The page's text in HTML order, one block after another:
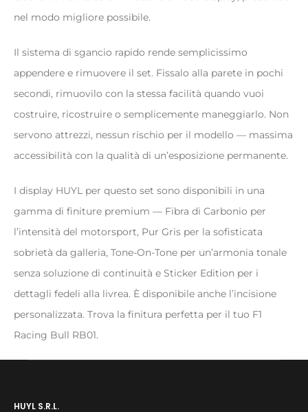
nel modo migliore possibile.
Il sistema di sgancio rapido rende semplicissimo
appendere e rimuovere il set. Fissalo alla parete in pochi
secondi, rimuovilo con la stessa facilità quando vuoi
costruire, ricostruire o semplicemente maneggiarlo. Non
servono attrezzi, nessun rischio per il modello — massima
accessibilità con la qualità di un’esposizione permanente.
I display HUYL per questo set sono disponibili in una
gamma di finiture premium — Fibra di Carbonio per
l’intensità del motorsport, Pur Gris per la sofisticata
sobrietà da galleria, Tone-On-Tone per un’armonia tonale
senza soluzione di continuità e Sticker Edition per i
dettagli fedeli alla livrea. È disponibile anche l’incisione
personalizzata. Trova la finitura perfetta per il tuo F1
Racing Bull RB01.
HUYL S.R.L.